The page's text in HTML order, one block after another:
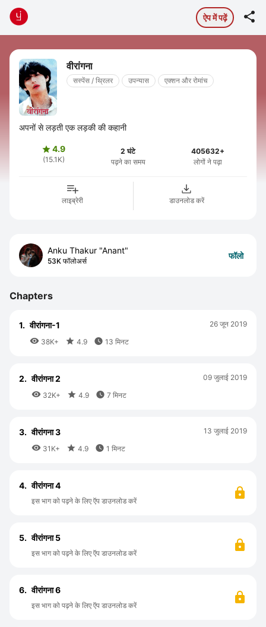
ऐप में पढ़ें 
वीरांगना
सस्पेंस / थ्रिलर उपन्यास एक्शन और रोमांच
अपनों से लड़ती एक लड़की की कहानी
 4.9
(15.1K)
2 घंटे
पढ़ने का समय
405632+
लोगों ने पढ़ा
लाइब्रेरी डाउनलोड करें
Anku Thakur "Anant"
53K फॉलोअर्स
फॉलो
Chapters
1. वीरांगना-1
 38K+  4.9  13 मिनट
26 जून 2019
2. वीरांगना 2
 32K+  4.9  7 मिनट
09 जुलाई 2019
3. वीरांगना 3
 31K+  4.9  1 मिनट
13 जुलाई 2019
4. वीरांगना 4
इस भाग को पढ़ने के लिए ऍप डाउनलोड करें
5. वीरांगना 5
इस भाग को पढ़ने के लिए ऍप डाउनलोड करें
6. वीरांगना 6
इस भाग को पढ़ने के लिए ऍप डाउनलोड करें